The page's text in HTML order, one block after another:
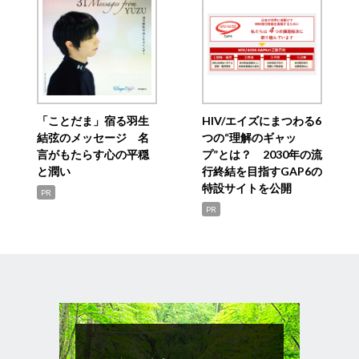
「ことだま」宿る羽生
結弦のメッセージ 名
言がもたらす心の平穏
と潤い
PR
HIV/エイズにまつわる6
つの“理解のギャッ
プ”とは？ 2030年の流
行終結を目指すGAP6の
特設サイトを公開
PR